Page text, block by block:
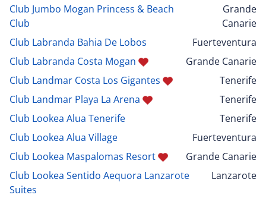
Club Jumbo Mogan Princess & Beach
Club
Grande
Canarie
Club Labranda Bahia De Lobos
Fuerteventura
Club Labranda Costa Mogan
Grande Canarie
Club Landmar Costa Los Gigantes
Tenerife
Club Landmar Playa La Arena
Tenerife
Club Lookea Alua Tenerife
Tenerife
Club Lookea Alua Village
Fuerteventura
Club Lookea Maspalomas Resort
Grande Canarie
Club Lookea Sentido Aequora Lanzarote
Suites
Lanzarote